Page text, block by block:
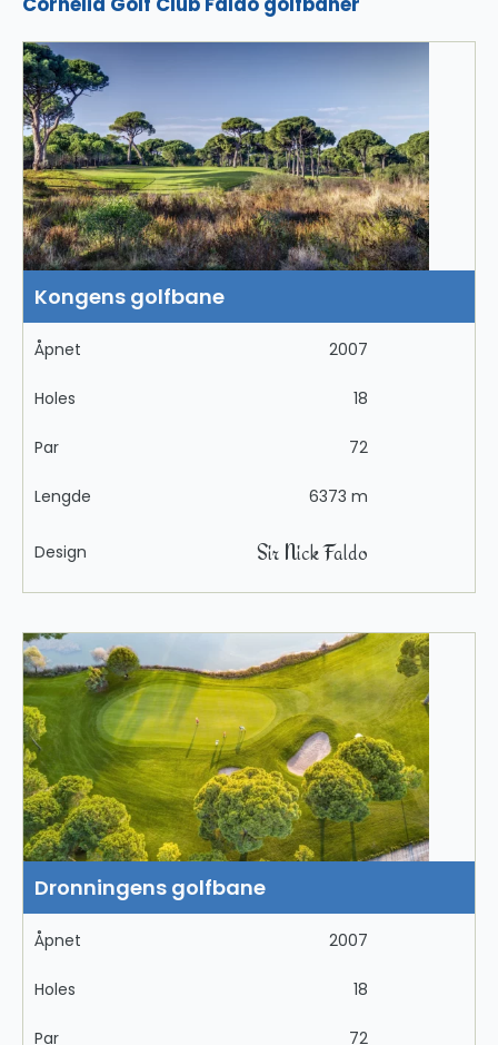
Kongens golfbane
Åpnet 2007
Holes 18
Par 72
Lengde 6373 m
Design Sir Nick Faldo
Dronningens golfbane
Åpnet 2007
Holes 18
Par 72